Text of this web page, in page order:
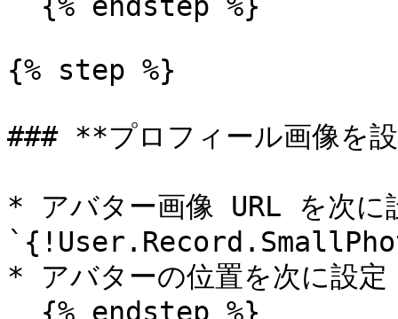
{% step %}
### **プロフィール画像を
* アバター画像 URL を次に
* アバターの位置を次に設